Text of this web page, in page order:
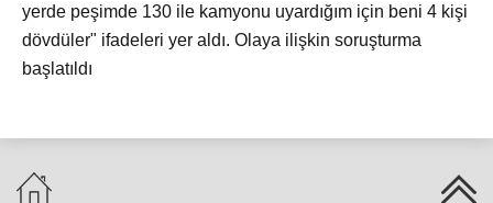
yerde peşimde 130 ile kamyonu uyardığım için beni 4 kişi
dövdüler" ifadeleri yer aldı. Olaya ilişkin soruşturma
başlatıldı